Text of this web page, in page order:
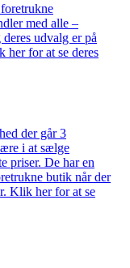
med alle –
udvalg er på
for at se deres
der går 3
i at sælge
priser. De har en
butik når der
Klik her for at se